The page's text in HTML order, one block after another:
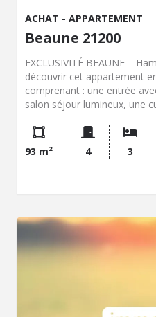
ACHAT - APPARTEMENT
Beaune 21200
EXCLUSIVITÉ BEAUNE –
découvrir cet appartement
comprenant : une entrée
salon séjour lumineux, une
douche, un WC ainsi qu'une
sans entretien, vous
beaux jours en famille ou
supplémentaire de
Vous souhaitez en savoir
négociateur : Charles
93 m² 4 3